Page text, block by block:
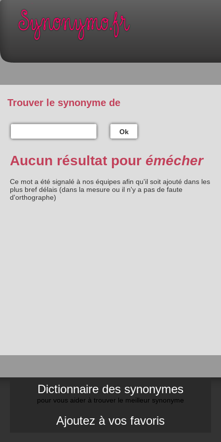
Trouver le synonyme de
Ok
Aucun résultat pour émécher
Ce mot a été signalé à nos équipes afin qu'il soit ajouté dans les
plus bref délais (dans la mesure ou il n'y a pas de faute
d'orthographe)
Dictionnaire des synonymes
pour vous aider à trouver le meilleur synonyme
Ajoutez à vos favoris